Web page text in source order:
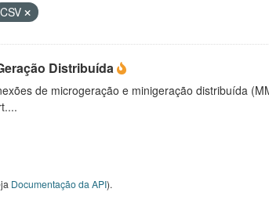
CSV
Distribuída
de microgeração e minigeração distribuída
Documentação da API).